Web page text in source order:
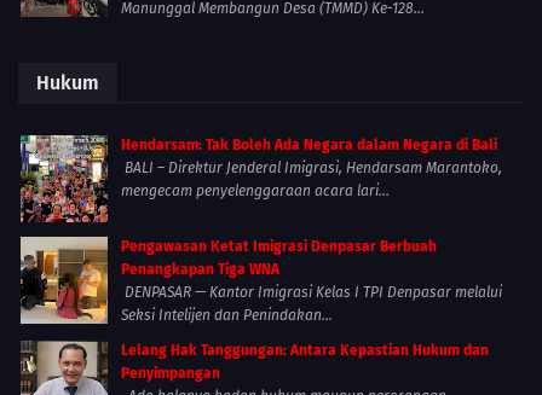
Manunggal Membangun Desa (TMMD) Ke-128...
Hukum
Hendarsam: Tak Boleh Ada Negara dalam Negara di Bali
BALI – Direktur Jenderal Imigrasi, Hendarsam Marantoko,
mengecam penyelenggaraan acara lari...
Pengawasan Ketat Imigrasi Denpasar Berbuah
Penangkapan Tiga WNA
DENPASAR — Kantor Imigrasi Kelas I TPI Denpasar melalui
Seksi Intelijen dan Penindakan...
Lelang Hak Tanggungan: Antara Kepastian Hukum dan
Penyimpangan